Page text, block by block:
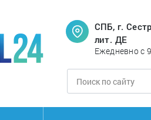
СПБ, г.
лит. ДЕ
Ежедневно с